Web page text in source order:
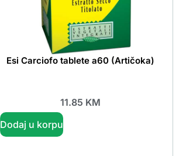
Esi Carciofo tablete a60 (Artičoka)
11.85 KM
Dodaj u korpu